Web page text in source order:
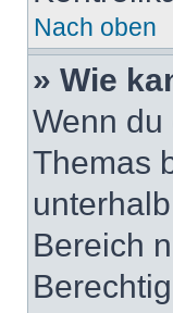
Nach oben
» Wie
Wenn
Themas
Bereich